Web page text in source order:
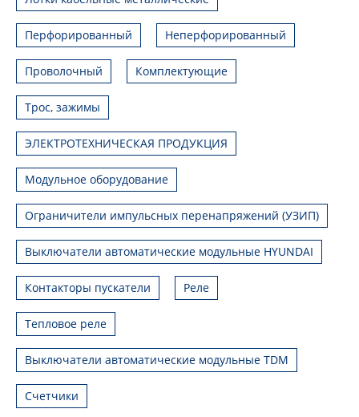
Перфорированный Неперфорированный
Проволочный Комплектующие
Трос, зажимы
ЭЛЕКТРОТЕХНИЧЕСКАЯ ПРОДУКЦИЯ
Модульное оборудование
Ограничители импульсных перенапряжений (УЗИП)
Выключатели автоматические модульные HYUNDAI
Контакторы пускатели Реле
Тепловое реле
Выключатели автоматические модульные TDM
Счетчики